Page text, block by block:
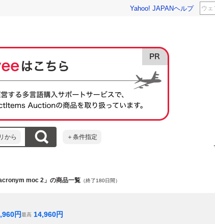
Yahoo! JAPANヘルプ
から ＋条件指定
moc 2」の商品一覧 （終了180日間）
円最高 14,960円